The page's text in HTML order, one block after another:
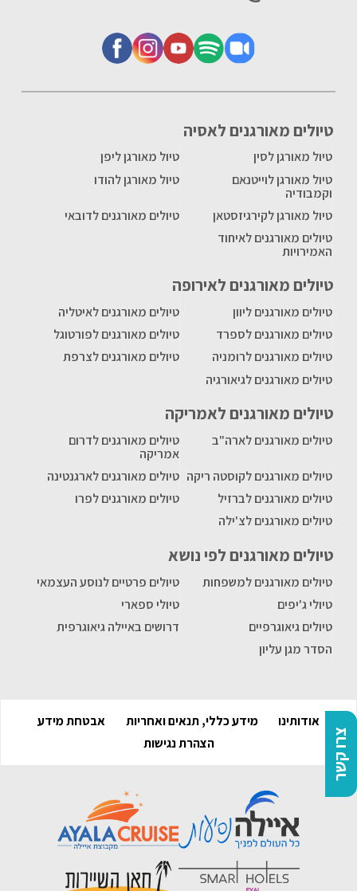
צרו קשר
טיולים מאורגנים לאסיה
טיול מאורגן לסין
טיול מאורגן ליפן
טיול מאורגן לוייטנאם
וקמבודיה
טיול מאורגן להודו
טיול מאורגן לקירגיזסטאן
טיולים מאורגנים לדובאי
טיולים מאורגנים לאיחוד
האמירויות
טיולים מאורגנים לאירופה
טיולים מאורגנים ליוון
טיולים מאורגנים לאיטליה
טיולים מאורגנים לספרד
טיולים מאורגנים לפורטוגל
טיולים מאורגנים לרומניה
טיולים מאורגנים לצרפת
טיולים מאורגנים לגיאורגיה
טיולים מאורגנים לאמריקה
טיולים מאורגנים לארה"ב
טיולים מאורגנים לדרום
אמריקה
טיולים מאורגנים לקוסטה ריקה טיולים מאורגנים לארגנטינה
טיולים מאורגנים לברזיל
טיולים מאורגנים לפרו
טיולים מאורגנים לצ'ילה
טיולים מאורגנים לפי נושא
טיולים מאורגנים למשפחות
טיולים פרטיים לנוסע העצמאי
טיולי ג'יפים
טיולי ספארי
טיולים גיאוגרפיים
דרושים באיילה גיאוגרפית
הסדר מגן עליון
אודותינו מידע כללי, תנאים ואחריות
אבטחת מידע
הצהרת נגישות